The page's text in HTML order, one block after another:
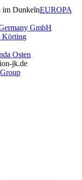
im DunkelnEUROPA
GmbH
Körting
Osten
jk.de